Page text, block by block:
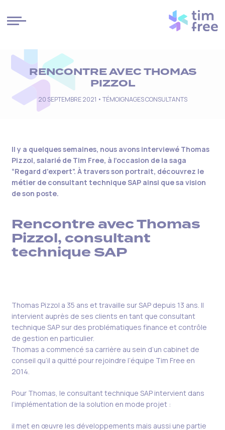
RENCONTRE AVEC THOMAS
PIZZOL
20 SEPTEMBRE 2021 • TÉMOIGNAGES CONSULTANTS
Il y a quelques semaines, nous avons interviewé Thomas
Pizzol, salarié de Tim Free, à l’occasion de la saga
“Regard d’expert”. À travers son portrait, découvrez le
métier de consultant technique SAP ainsi que sa vision
de son poste.
Rencontre avec Thomas
Pizzol, consultant
technique SAP
Thomas Pizzol a 35 ans et travaille sur SAP depuis 13 ans. Il
intervient auprès de ses clients en tant que consultant
technique SAP sur des problématiques finance et contrôle
de gestion en particulier.
Thomas a commencé sa carrière au sein d’un cabinet de
conseil qu’il a quitté pour rejoindre l’équipe Tim Free en
2014.
Pour Thomas, le consultant technique SAP intervient dans
l’implémentation de la solution en mode projet :
il met en œuvre les développements mais aussi une partie